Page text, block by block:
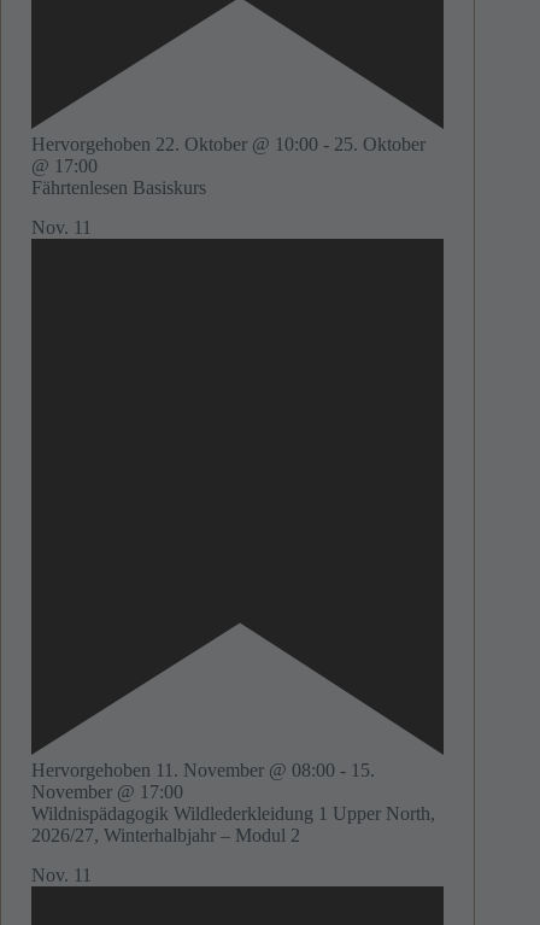
Hervorgehoben 22. Oktober @ 10:00 - 25. Oktober
@ 17:00
Fährtenlesen Basiskurs
Nov. 11
Hervorgehoben 11. November @ 08:00 - 15.
November @ 17:00
Wildnispädagogik Wildlederkleidung 1 Upper North,
2026/27, Winterhalbjahr – Modul 2
Nov. 11